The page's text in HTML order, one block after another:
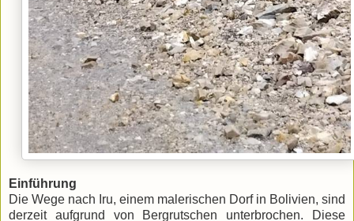
Einführung
Die Wege nach Iru, einem malerischen Dorf in Bolivien, sind
derzeit aufgrund von Bergrutschen unterbrochen. Diese